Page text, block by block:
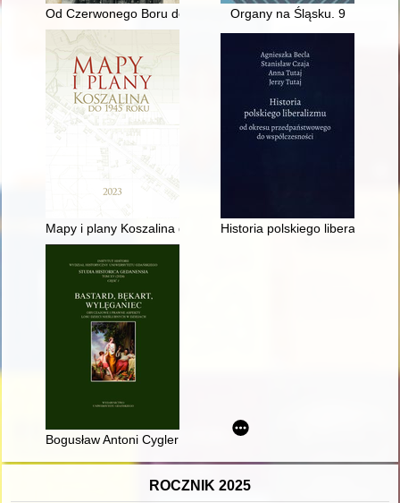
Od Czerwonego Boru do Grzęd Organy na Śląsku. 9
Mapy i plany Koszalina do 1945 rokuHistoria polskiego liberalizmu
Bogusław Antoni Cygler (1936-2020) - wybitny znawca
ROCZNIK 2025